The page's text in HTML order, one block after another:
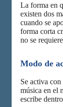
La forma en
existen dos
cuando se
forma corta
no se
Modo de
Se activa
música en el
escribe